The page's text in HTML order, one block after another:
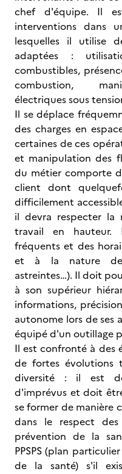
chef d'équipe. Il
interventions dans
lesquelles il utilise
adaptées :
combustibles,
combustion,
électriques sous
Il se déplace
des charges en
certaines de ces
et manipulation des
du métier comporte
client dont
difficilement
il devra respecter la
travail en hauteur.
fréquents et des
et à la nature des
astreintes…). Il doit
à son supérieur
informations,
autonome lors de
équipé d'un outillage
Il est confronté à des
de fortes évolutions
diversité : il est
d'imprévus et doit
se former de manière
dans le respect
prévention de la
PPSPS (plan
de la santé) s'il